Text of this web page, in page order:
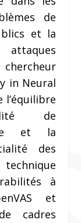
de
et la
in Neural
l’équilibre
de
et la
des
à
et
cadres